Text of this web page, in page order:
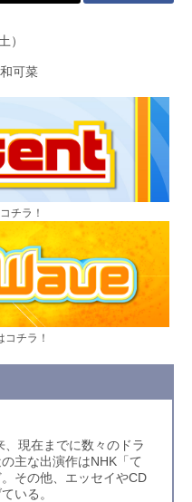
）
可菜
チラ！
チラ！
現在までに数々のドラ
主な出演作はNHK「て
その他、エッセイやCD
いる。